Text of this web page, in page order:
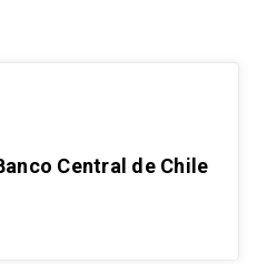
Central de Chile